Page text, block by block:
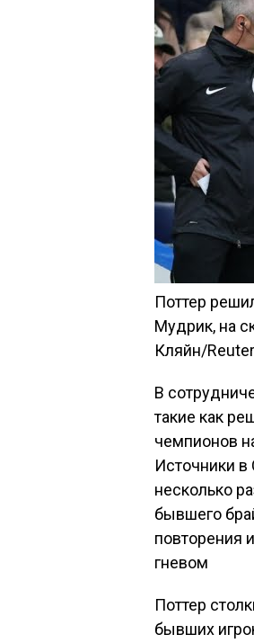
Поттер
Мудрик, на
Кляйн/
В
такие как
чемпионов
Источники в
несколько
бывшего
повторения
гневом
Поттер
бывших